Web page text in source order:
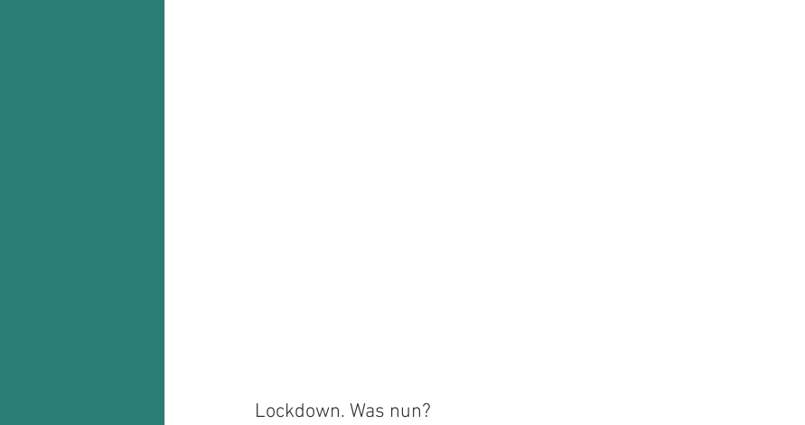
Lockdown. Was nun?